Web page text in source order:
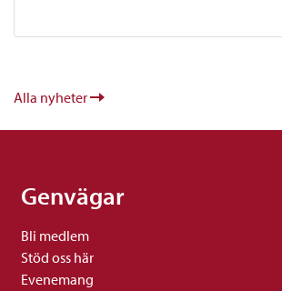
Alla nyheter
Genvägar
Bli medlem
Stöd oss här
Evenemang